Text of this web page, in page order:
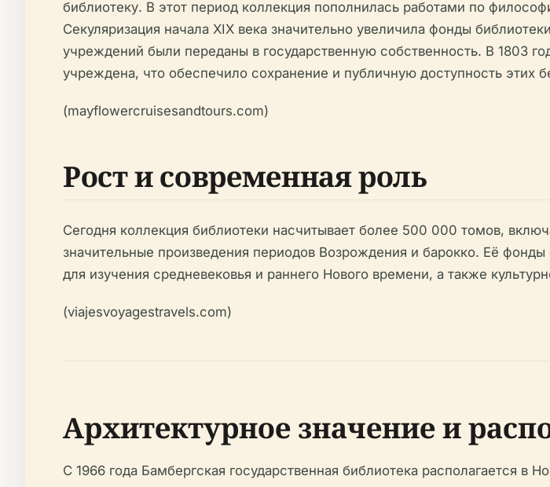
библиотеку. В этот период коллекция пополнилась работами по
Секуляризация начала XIX века значительно увеличила фонды
учреждений были переданы в государственную собственность. В 1803
учреждена, что обеспечило сохранение и публичную доступность этих
(mayflowercruisesandtours.com)
Рост и современная роль
Сегодня коллекция библиотеки насчитывает более 500 000 томов,
значительные произведения периодов Возрождения и барокко. Её
для изучения средневековья и раннего Нового времени, а также
(viajesvoyagestravels.com)
Архитектурное значение и
С 1966 года Бамбергская государственная библиотека располагается в